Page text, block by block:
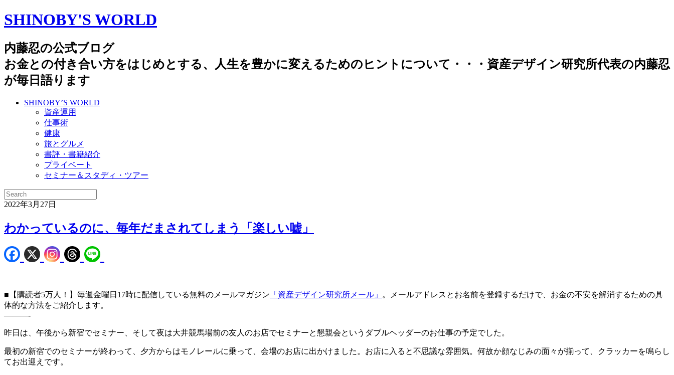
SHINOBY'S WORLD
内藤忍の公式ブログ
お金との付き合い方をはじめとする、人生を豊かに変えるためのヒントについて・・・資産デザイン研究所代表の内藤忍
が毎日語ります
SHINOBY’S WORLD
資産運用
仕事術
健康
旅とグルメ
書評・書籍紹介
プライベート
セミナー＆スタディ・ツアー
2022年3月27日
わかっているのに、毎年だまされてしまう「楽しい嘘」
■【購読者5万人！】毎週金曜日17時に配信している無料のメールマガジン 「資産デザイン研究所メール」
。メールアドレスとお名前を登録するだけで、お金の不安を解消するための具
体的な方法をご紹介します。
———-
昨日は、午後から新宿でセミナー、そして夜は大井競馬場前の友人のお店でセミナーと懇親会というダブルヘッダーのお仕事の予定でした。
最初の新宿でのセミナーが終わって、夕方からはモノレールに乗って、会場のお店に出かけました。お店に入ると不思議な雰囲気。何故か顔なじみの面々が揃って、クラッカーを鳴らし
てお出迎えです。